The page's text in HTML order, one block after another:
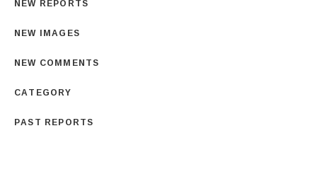
NEW IMAGES
NEW COMMENTS
CATEGORY
PAST REPORTS